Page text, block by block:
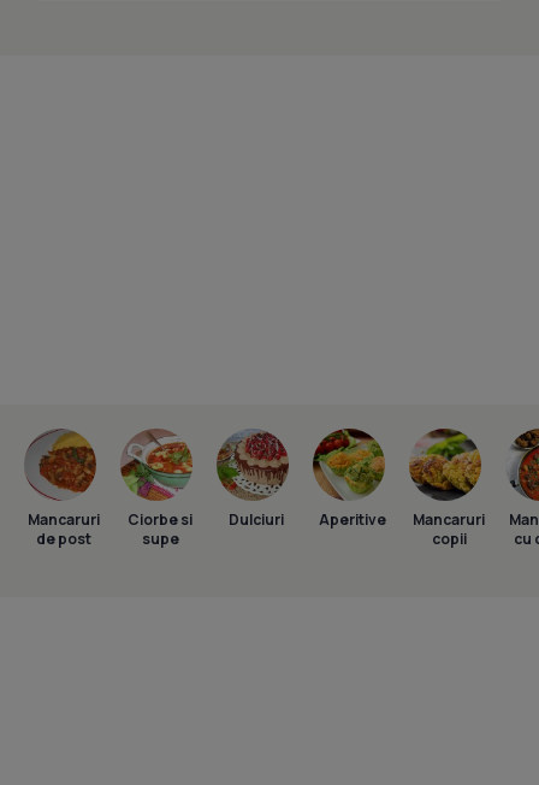
Mancaruri
de post
Ciorbe si
supe
Dulciuri Aperitive
Mancaruri
copii
cu